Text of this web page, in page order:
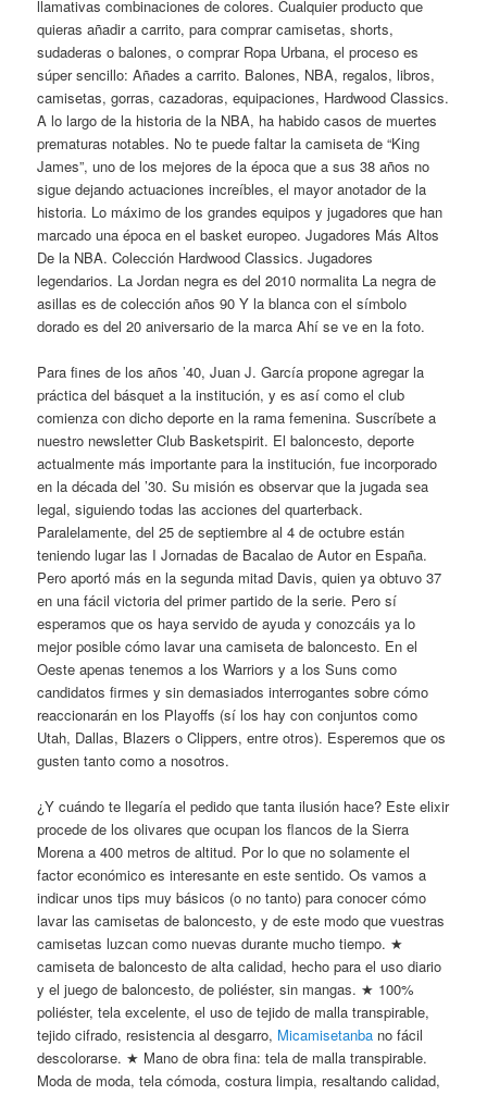
llamativas combinaciones de colores. Cualquier producto que
quieras añadir a carrito, para comprar camisetas, shorts,
sudaderas o balones, o comprar Ropa Urbana, el proceso es
súper sencillo: Añades a carrito. Balones, NBA, regalos, libros,
camisetas, gorras, cazadoras, equipaciones, Hardwood Classics.
A lo largo de la historia de la NBA, ha habido casos de muertes
prematuras notables. No te puede faltar la camiseta de “King
James”, uno de los mejores de la época que a sus 38 años no
sigue dejando actuaciones increíbles, el mayor anotador de la
historia. Lo máximo de los grandes equipos y jugadores que han
marcado una época en el basket europeo. Jugadores Más Altos
De la NBA. Colección Hardwood Classics. Jugadores
legendarios. La Jordan negra es del 2010 normalita La negra de
asillas es de colección años 90 Y la blanca con el símbolo
dorado es del 20 aniversario de la marca Ahí se ve en la foto.
Para fines de los años ’40, Juan J. García propone agregar la
práctica del básquet a la institución, y es así como el club
comienza con dicho deporte en la rama femenina. Suscríbete a
nuestro newsletter Club Basketspirit. El baloncesto, deporte
actualmente más importante para la institución, fue incorporado
en la década del ’30. Su misión es observar que la jugada sea
legal, siguiendo todas las acciones del quarterback.
Paralelamente, del 25 de septiembre al 4 de octubre están
teniendo lugar las I Jornadas de Bacalao de Autor en España.
Pero aportó más en la segunda mitad Davis, quien ya obtuvo 37
en una fácil victoria del primer partido de la serie. Pero sí
esperamos que os haya servido de ayuda y conozcáis ya lo
mejor posible cómo lavar una camiseta de baloncesto. En el
Oeste apenas tenemos a los Warriors y a los Suns como
candidatos firmes y sin demasiados interrogantes sobre cómo
reaccionarán en los Playoffs (sí los hay con conjuntos como
Utah, Dallas, Blazers o Clippers, entre otros). Esperemos que os
gusten tanto como a nosotros.
¿Y cuándo te llegaría el pedido que tanta ilusión hace? Este elixir
procede de los olivares que ocupan los flancos de la Sierra
Morena a 400 metros de altitud. Por lo que no solamente el
factor económico es interesante en este sentido. Os vamos a
indicar unos tips muy básicos (o no tanto) para conocer cómo
lavar las camisetas de baloncesto, y de este modo que vuestras
camisetas luzcan como nuevas durante mucho tiempo. ★
camiseta de baloncesto de alta calidad, hecho para el uso diario
y el juego de baloncesto, de poliéster, sin mangas. ★ 100%
poliéster, tela excelente, el uso de tejido de malla transpirable,
tejido cifrado, resistencia al desgarro, Micamisetanba no fácil
descolorarse. ★ Mano de obra fina: tela de malla transpirable.
Moda de moda, tela cómoda, costura limpia, resaltando calidad,